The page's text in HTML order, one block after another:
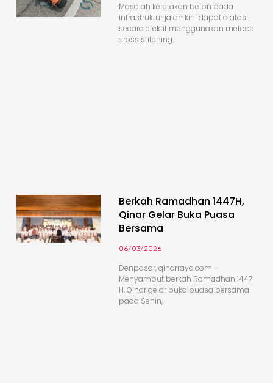
Masalah keretakan beton pada
infrastruktur jalan kini dapat diatasi
secara efektif menggunakan metode
cross stitching.
Berkah Ramadhan 1447H,
Qinar Gelar Buka Puasa
Bersama
06/03/2026
Denpasar, qinarraya.com –
Menyambut berkah Ramadhan 1447
H, Qinar gelar buka puasa bersama
pada Senin,